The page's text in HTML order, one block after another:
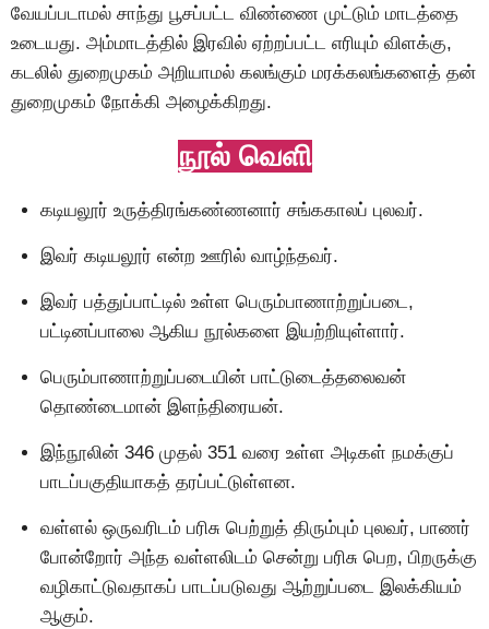
வேயப்படாமல் சாந்து பூசப்பட்ட விண்ணை முட்டும் மாடத்தை
உடையது. அம்மாடத்தில் இரவில் ஏற்றப்பட்ட எரியும் விளக்கு,
கடலில் துறைமுகம் அறியாமல் கலங்கும் மரக்கலங்களைத் தன்
துறைமுகம் நோக்கி அழைக்கிறது.
நூல் வெளி
கடியலூர் உருத்திரங்கண்ணனார் சங்ககாலப் புலவர்.
இவர் கடியலூர் என்ற ஊரில் வாழ்ந்தவர்.
இவர் பத்துப்பாட்டில் உள்ள பெரும்பாணாற்றுப்படை,
பட்டினப்பாலை ஆகிய நூல்களை இயற்றியுள்ளார்.
பெரும்பாணாற்றுப்படையின் பாட்டுடைத்தலைவன்
தொண்டைமான் இளந்திரையன்.
இந்நூலின் 346 முதல் 351 வரை உள்ள அடிகள் நமக்குப்
பாடப்பகுதியாகத் தரப்பட்டுள்ளன.
வள்ளல் ஒருவரிடம் பரிசு பெற்றுத் திரும்பும் புலவர், பாணர்
போன்றோர் அந்த வள்ளலிடம் சென்று பரிசு பெற, பிறருக்கு
வழிகாட்டுவதாகப் பாடப்படுவது ஆற்றுப்படை இலக்கியம்
ஆகும்.